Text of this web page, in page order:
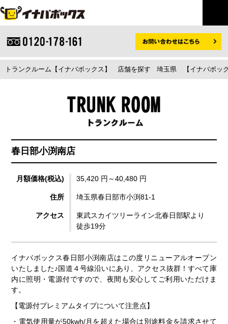
トランクルーム【イナバボックス】 店舗を探す 埼玉県 【イナバボッ
春日部小渕南店
月額価格(税込) 35,420 円～40,480 円
住所 埼玉県春日部市小渕81-1
アクセス
東武スカイツリーライン北春日部駅より
徒歩19分
イナバボックス春日部小渕南店はこの度リニューアルオープン
いたしました♪国道４号線沿いにあり、アクセス抜群！すべて庫
内に照明・電源付ですので、夜間も安心してご利用いただけま
す。
【電源付プレミアムタイプについて注意点】
・電気使用量が50kwh/月を超えた場合は別途料金を請求させて